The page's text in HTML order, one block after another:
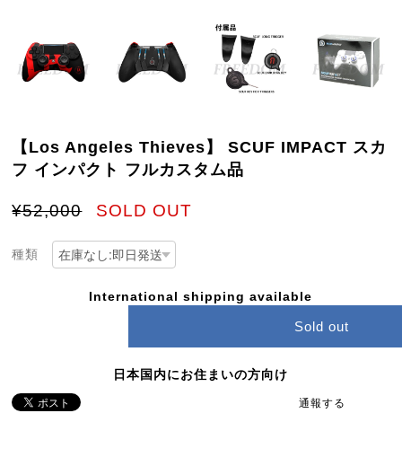
【Los Angeles Thieves】 SCUF IMPACT スカ
フ インパクト フルカスタム品
¥52,000 SOLD OUT
種類
International shipping available
Sold out
日本国内にお住まいの方向け
通報する